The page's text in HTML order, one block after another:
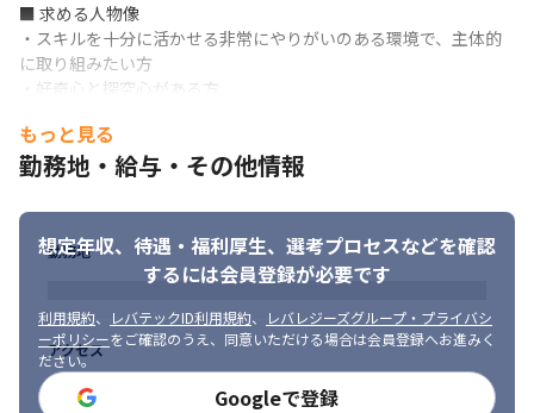
オークションブースです。
■ 求める人物像
・スキルを十分に活かせる非常にやりがいのある環境で、主体的
に取り組みたい方
・好奇心と探究心がある方
・チームの一員としてさまざまな考えや価値観を尊重し、協力し
ていける方
もっと見る
勤務地・給与・その他情報
想定年収、待遇・福利厚生、 選考プロセスなどを確認
するには会員登録が必要です
利用規約、 レバテックID利用規約、
レバレジーズグループ・プライバシ
ーポリシーをご確認のうえ、同意いただける場合は会員登録へお進みく
ださい。
Googleで登録
勤務地
アクセス